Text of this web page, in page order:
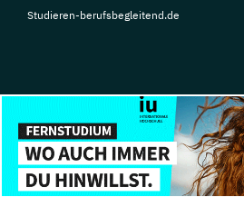
Studieren-berufsbegleitend.de
© Copyright 2026, TarGroup Media GmbH
Impressum
Über
uns
Datenschutzerklärung